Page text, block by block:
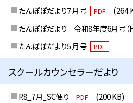
たんぽぽだより７月号 PDF
(264
たんぽぽだより 令和8年度6月号（
たんぽぽだより５月号
PDF
スクールカウンセラーだより
R8_7月_SC便り PDF (200 KB)